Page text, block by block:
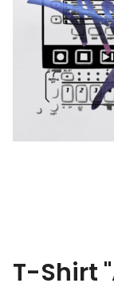
T-Shirt